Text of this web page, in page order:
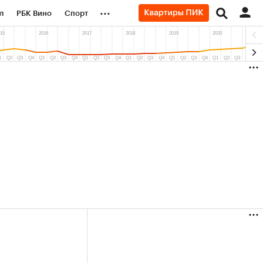
РБК Вино Спорт ...